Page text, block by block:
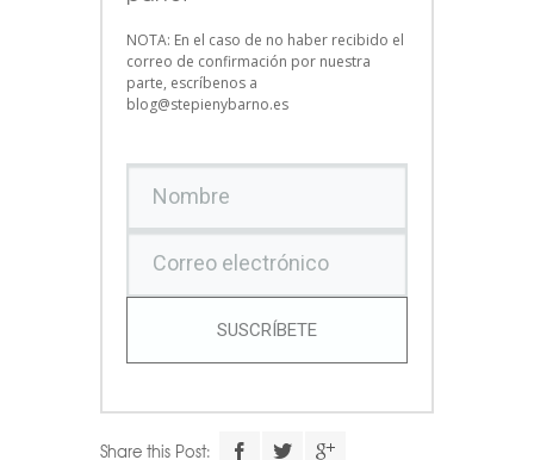
NOTA: En el caso de no haber recibido el
correo de confirmación por nuestra
parte, escríbenos a
blog@stepienybarno.es
SUSCRÍBETE
Share this Post: